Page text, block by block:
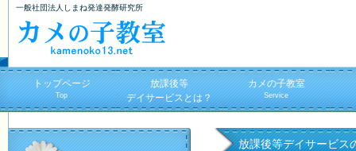
一般社団法人しまね発達発酵研究所
トップページ
Top
放課後等
デイサービスとは？
カメの子教室
Service
放課後等デイサービス